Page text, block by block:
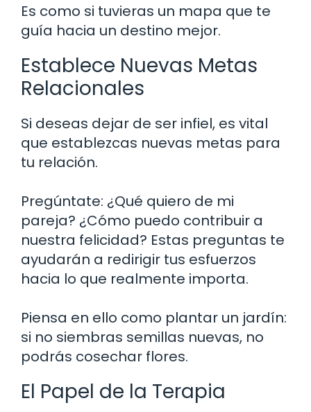
Es como si tuvieras un mapa que te
guía hacia un destino mejor.
Establece Nuevas Metas
Relacionales
Si deseas dejar de ser infiel, es vital
que establezcas nuevas metas para
tu relación.
Pregúntate: ¿Qué quiero de mi
pareja? ¿Cómo puedo contribuir a
nuestra felicidad? Estas preguntas te
ayudarán a redirigir tus esfuerzos
hacia lo que realmente importa.
Piensa en ello como plantar un jardín:
si no siembras semillas nuevas, no
podrás cosechar flores.
El Papel de la Terapia